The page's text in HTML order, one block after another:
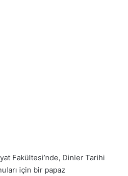
Fakültesi’nde, Dinler Tarihi
için bir papaz